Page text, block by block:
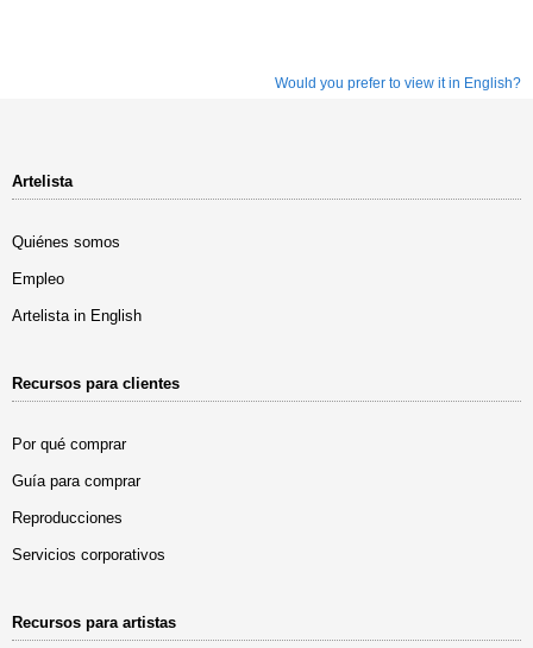
Would you prefer to view it in English?
Artelista
Quiénes somos
Empleo
Artelista in English
Recursos para clientes
Por qué comprar
Guía para comprar
Reproducciones
Servicios corporativos
Recursos para artistas